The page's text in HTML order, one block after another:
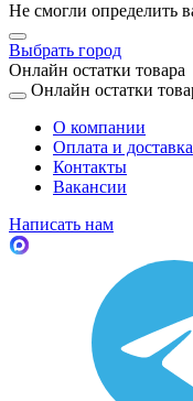
Не смогли определить
Выбрать город
Онлайн остатки товара
Онлайн остатки
О компании
Оплата и доставка
Контакты
Вакансии
Написать нам